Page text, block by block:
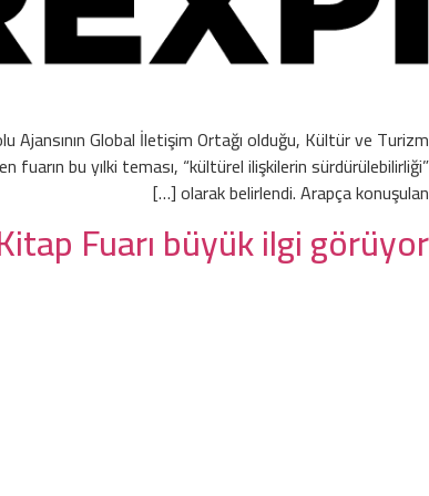
Ajansının Global İletişim Ortağı olduğu, Kültür ve Turizm
fuarın bu yılki teması, “kültürel ilişkilerin sürdürülebilirliği”
olarak belirlendi. Arapça konuşulan […]
Fuarı büyük ilgi görüyor